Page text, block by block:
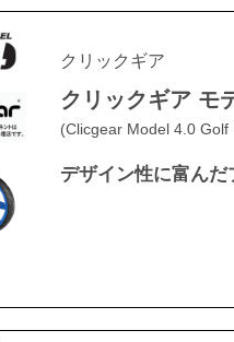
クリックギア
クリックギア モ
(Clicgear Model 4.0
デザイン性に富んだ